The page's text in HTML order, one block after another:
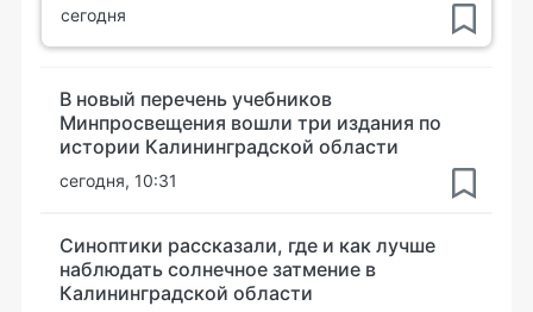
сегодня
В новый перечень учебников
Минпросвещения вошли три издания по
истории Калининградской области
сегодня, 10:31
Синоптики рассказали, где и как лучше
наблюдать солнечное затмение в
Калининградской области